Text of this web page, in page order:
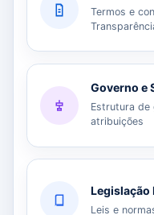
Termos e
Governo e
Estrutura de
atribuições
Legislação
Leis e